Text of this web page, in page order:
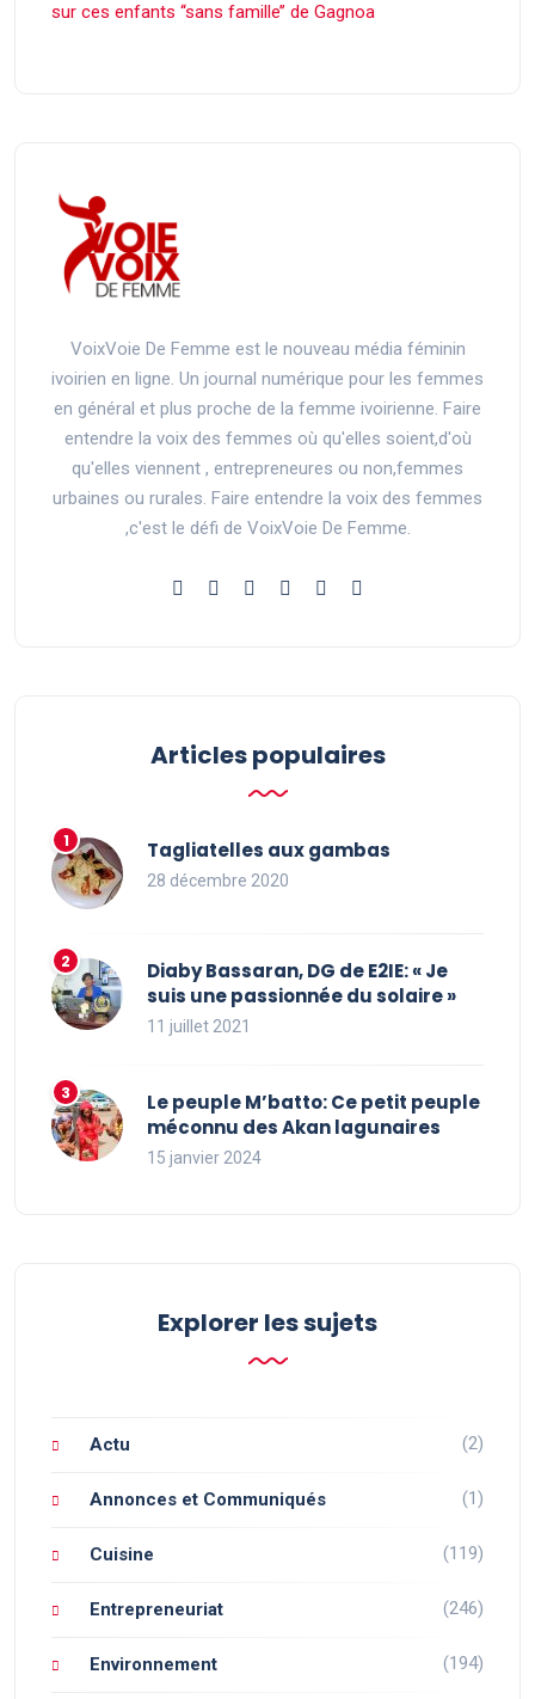
sur ces enfants ‘‘sans famille’’ de Gagnoa
VoixVoie De Femme est le nouveau média féminin
ivoirien en ligne. Un journal numérique pour les femmes
en général et plus proche de la femme ivoirienne. Faire
entendre la voix des femmes où qu'elles soient,d'où
qu'elles viennent , entrepreneures ou non,femmes
urbaines ou rurales. Faire entendre la voix des femmes
,c'est le défi de VoixVoie De Femme.
Articles populaires
Tagliatelles aux gambas
28 décembre 2020
Diaby Bassaran, DG de E2IE: « Je
suis une passionnée du solaire »
11 juillet 2021
Le peuple M’batto: Ce petit peuple
méconnu des Akan lagunaires
15 janvier 2024
Explorer les sujets
Actu (2)
Annonces et Communiqués (1)
Cuisine (119)
Entrepreneuriat (246)
Environnement (194)